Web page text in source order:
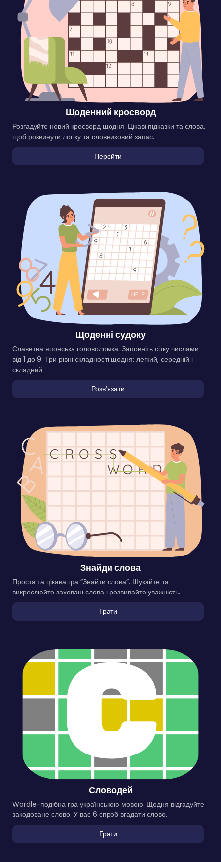
Щоденний кросворд
Розгадуйте новий кросворд щодня. Цікаві підказки та слова,
щоб розвинути логіку та словниковий запас.
Перейти
Щоденні судоку
Славетна японська головоломка. Заповніть сітку числами
від 1 до 9. Три рівні складності щодня: легкий, середній і
складний.
Розвʼязати
Знайди слова
Проста та цікава гра “Знайти слова”. Шукайте та
викреслюйте заховані слова і розвивайте уважність.
Грати
Словодей
Wordle-подібна гра українською мовою. Щодня відгадуйте
закодоване слово. У вас 6 спроб вгадати слово.
Грати